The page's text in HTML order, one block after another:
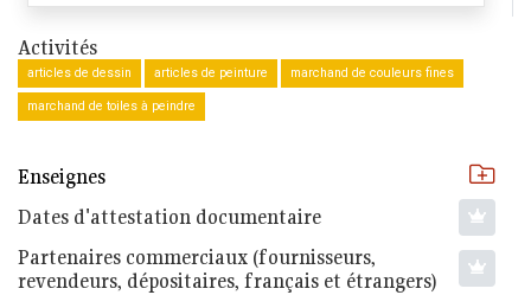
Activités
articles de dessin articles de peinture marchand de couleurs fines
marchand de toiles à peindre
Enseignes
Dates d'attestation documentaire
Partenaires commerciaux (fournisseurs,
revendeurs, dépositaires, français et étrangers)